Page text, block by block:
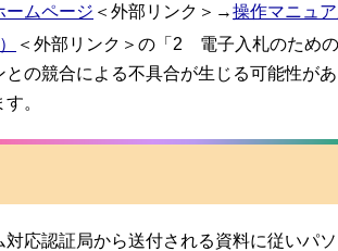
ームページ ＜外部リンク＞ →操作マニュ
＜外部リンク＞ の「2 電子入札のための
の競合による不具合が生じる可能性が
。
対応認証局から送付される資料に従いパ